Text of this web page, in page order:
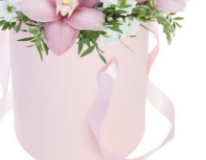
орхидея цимбидиум в
сантини, папоротник,